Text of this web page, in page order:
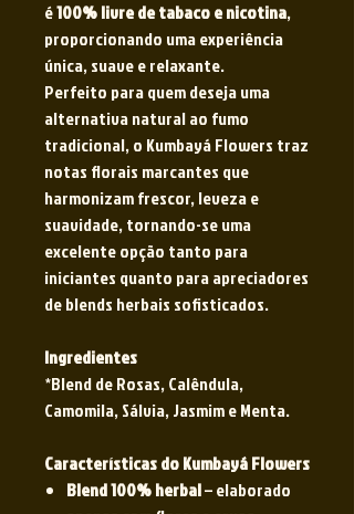
é100% livre de tabaco e nicotina,
proporcionando uma experiência
única, suave e relaxante.
Perfeito para quem deseja uma
alternativa natural ao fumo
tradicional, o Kumbayá Flowers traz
notas florais marcantes que
harmonizam frescor, leveza e
suavidade, tornando-se uma
excelente opção tanto para
iniciantes quanto para apreciadores
de blends herbais sofisticados.
Ingredientes
*Blend de Rosas, Calêndula,
Camomila, Sálvia, Jasmim e Menta.
Características do Kumbayá Flowers
Blend 100% herbal– elaborado